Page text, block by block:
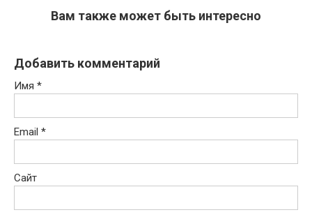
Вам также может быть интересно
Добавить комментарий
Имя *
Email *
Сайт